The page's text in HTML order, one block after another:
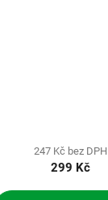
247 Kč bez DPH
299 Kč